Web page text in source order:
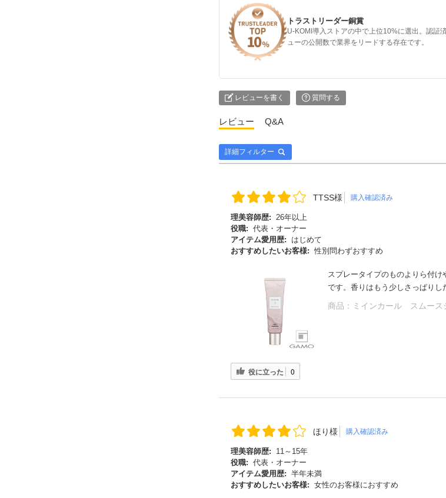
トラストリーダー銅賞
U-KOMI導入ストアの中で上位10%に選出。認証
ューの公開数で業界をリードする存在です。
レビューを書く 質問する
レビュー Q&A
詳細フィルター
TTSS様 購入確認済み
理美容師歴:
26年以上
役職: 代表・オーナー
アイテム愛用歴:
はじめて
おすすめしたいお客様: 性別問わずおすすめ
スプレータイプのものよりら付
です。香りはもう少しさっぱりし
商品： ミインカール スムー
役に立った 0
ほり様 購入確認済み
理美容師歴:
11～15年
役職: 代表・オーナー
アイテム愛用歴: 半年未満
おすすめしたいお客様: 女性のお客様におすすめ